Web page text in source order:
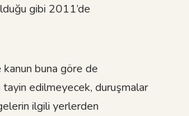
gibi 2011’de
kanun buna göre de
tayin edilmeyecek, duruşmalar
ilgili yerlerden